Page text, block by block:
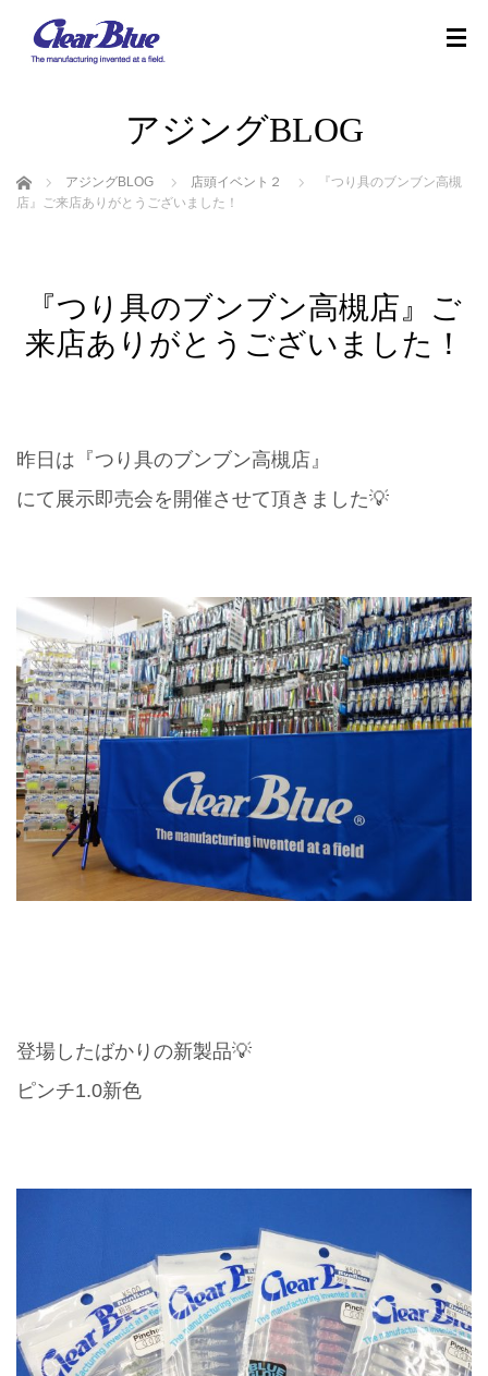
アジングBLOG
ホーム アジングBLOG 店頭イベント２
『つり具のブンブン高槻
店』ご来店ありがとうございました！
『つり具のブンブン高槻店』ご
来店ありがとうございました！
昨日は『つり具のブンブン高槻店』
にて展示即売会を開催させて頂きました💡
登場したばかりの新製品💡
ピンチ1.0新色